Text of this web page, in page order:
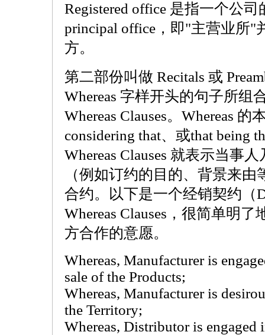
Registered office 是指一个公
principal office，即"主营业所"
方。
第二部份叫做 Recitals 或
Whereas 字样开头的句子所组
Whereas Clauses。Whereas 的
considering that、或that being
Whereas Clauses 就表示当事
（例如订约的目的、背景来
合约。以下是一个经销契约（
Whereas Clauses，很简单明
方合作的意愿。
Whereas, Manufacturer is
sale of the Products;
Whereas, Manufacturer is
the Territory;
Whereas, Distributor is engaged